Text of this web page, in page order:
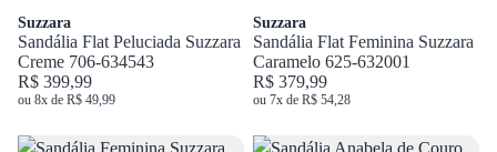
Suzzara
Sandália Flat Peluciada Suzzara
Creme 706-634543
R$ 399,99
ou 8x de R$ 49,99
Suzzara
Sandália Flat Feminina Suzzara
Caramelo 625-632001
R$ 379,99
ou 7x de R$ 54,28